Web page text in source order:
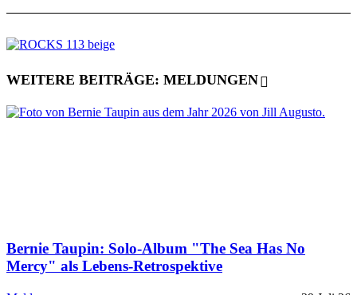
WEITERE BEITRÄGE: MELDUNGEN
Bernie Taupin: Solo-Album "The Sea Has No
Mercy" als Lebens-Retrospektive